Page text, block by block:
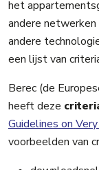
het
andere
andere
een lijst van
Berec (de
heeft deze
Guidelines on
voorbeelden van